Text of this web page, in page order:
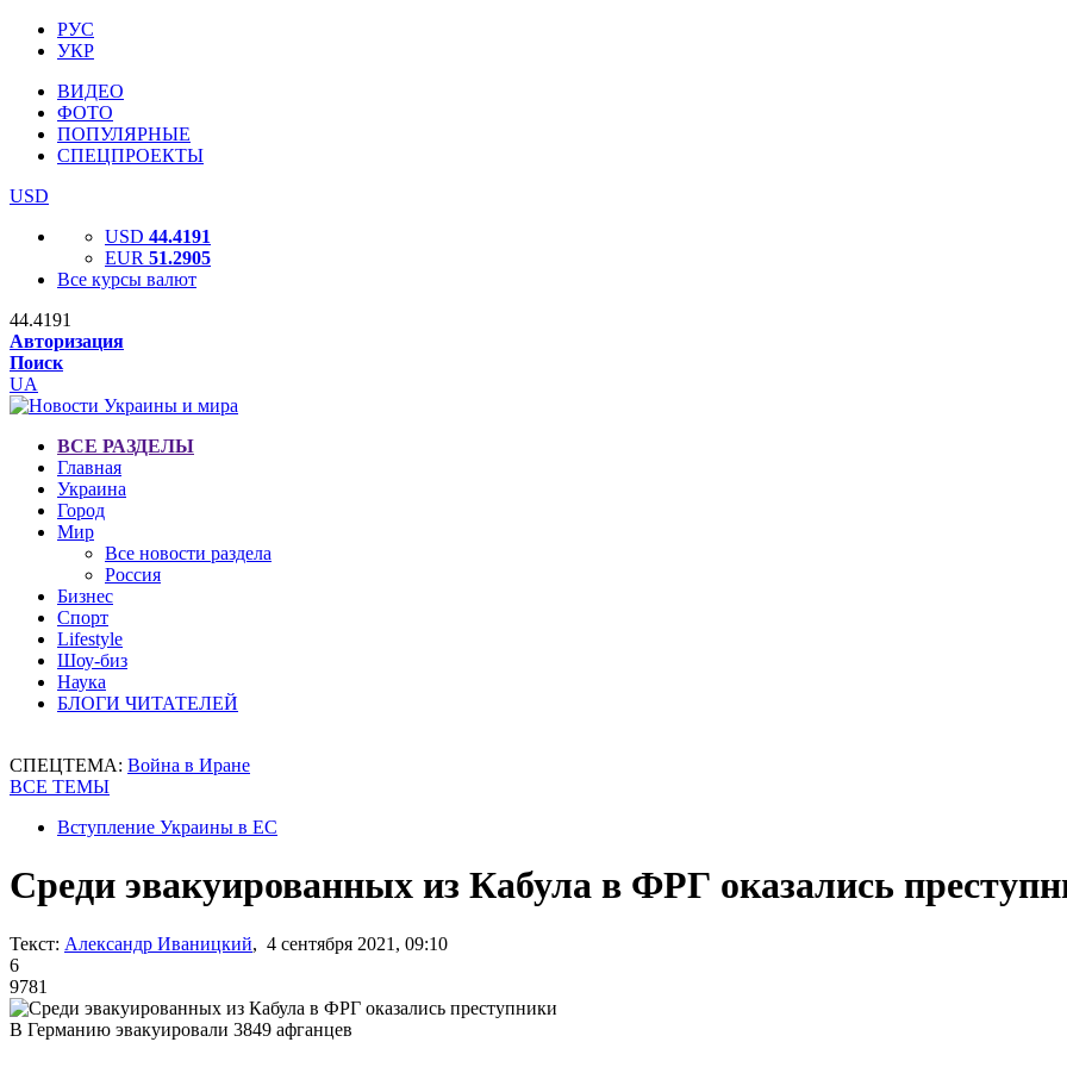
РУС
УКР
ВИДЕО
ФОТО
ПОПУЛЯРНЫЕ
СПЕЦПРОЕКТЫ
USD
USD 44.4191
EUR 51.2905
Все курсы валют
44.4191
Авторизация
Поиск
UA
ВСЕ РАЗДЕЛЫ
Главная
Украина
Город
Мир
Все новости раздела
Россия
Бизнес
Спорт
Lifestyle
Шоу-биз
Наука
БЛОГИ ЧИТАТЕЛЕЙ
СПЕЦТЕМА: Война в Иране
ВСЕ ТЕМЫ
Вступление Украины в ЕС
Среди эвакуированных из Кабула в ФРГ оказались
Текст: Александр Иваницкий, 4 сентября 2021, 09:10
6
9781
В Германию эвакуировали 3849 афганцев